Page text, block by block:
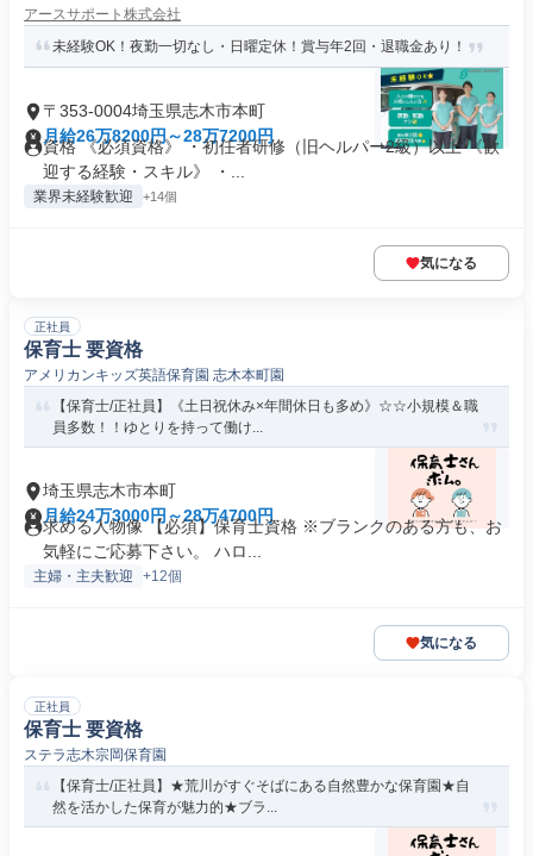
アースサポート株式会社
未経験OK！夜勤一切なし・日曜定休！賞与年2回・退職金あり！
〒353-0004埼玉県志木市本町
月給26万8200円～28万7200円
資格 《必須資格》 ・初任者研修（旧ヘルパー2級）以上 《歓
迎する経験・スキル》 ・...
業界未経験歓迎 +14個
気になる
正社員
保育士 要資格
アメリカンキッズ英語保育園 志木本町園
【保育士/正社員】《土日祝休み×年間休日も多め》☆☆小規模＆職
員多数！！ゆとりを持って働け...
埼玉県志木市本町
月給24万3000円～28万4700円
求める人物像 【必須】保育士資格 ※ブランクのある方も、お
気軽にご応募下さい。 ハロ...
主婦・主夫歓迎 +12個
気になる
正社員
保育士 要資格
ステラ志木宗岡保育園
【保育士/正社員】★荒川がすぐそばにある自然豊かな保育園★自
然を活かした保育が魅力的★ブラ...